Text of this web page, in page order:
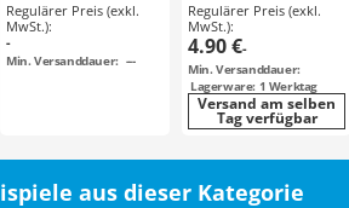
Regulärer Preis (exkl.
MwSt.):
-
Min. Versanddauer: ---
Regulärer Preis (exkl.
MwSt.):
4.90 €-
Min. Versanddauer:
Lagerware: 1 Werktag
Versand am selben
Tag verfügbar
aus dieser Kategorie